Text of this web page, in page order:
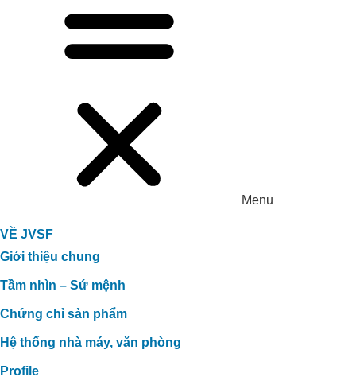
Menu
VỀ JVSF
Giới thiệu chung
Tầm nhìn – Sứ mệnh
Chứng chỉ sản phẩm
Hệ thống nhà máy, văn phòng
Profile